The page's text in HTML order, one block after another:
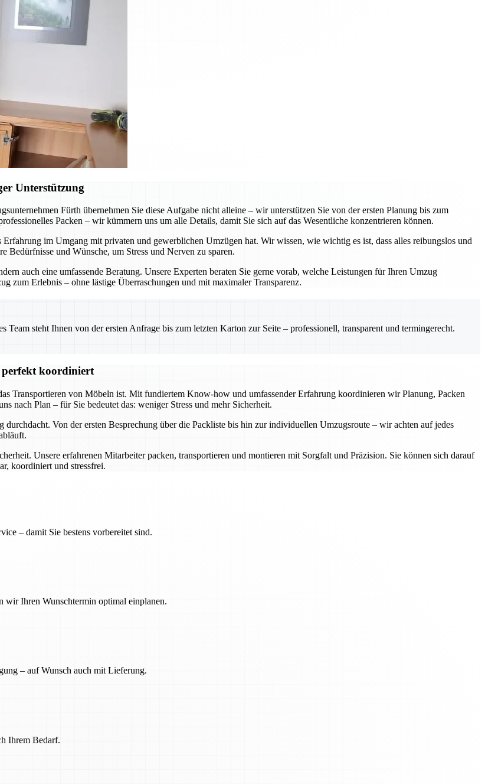
Unterstützung
Fürth übernehmen Sie diese Aufgabe nicht alleine – wir unterstützen Sie von der ersten Planung bis zum
Packen – wir kümmern uns um alle Details, damit Sie sich auf das Wesentliche konzentrieren können.
im Umgang mit privaten und gewerblichen Umzügen hat. Wir wissen, wie wichtig es ist, dass alles reibungslos und
und Wünsche, um Stress und Nerven zu sparen.
auch eine umfassende Beratung. Unsere Experten beraten Sie gerne vorab, welche Leistungen für Ihren Umzug
Erlebnis – ohne lästige Überraschungen und mit maximaler Transparenz.
Team steht Ihnen von der ersten Anfrage bis zum letzten Karton zur Seite – professionell, transparent und termingerecht.
perfekt koordiniert
Transportieren von Möbeln ist. Mit fundiertem Know-how und umfassender Erfahrung koordinieren wir Planung, Packen
nach Plan – für Sie bedeutet das: weniger Stress und mehr Sicherheit.
Von der ersten Besprechung über die Packliste bis hin zur individuellen Umzugsroute – wir achten auf jedes
Unsere erfahrenen Mitarbeiter packen, transportieren und montieren mit Sorgfalt und Präzision. Sie können sich darauf
koordiniert und stressfrei.
– damit Sie bestens vorbereitet sind.
wir Ihren Wunschtermin optimal einplanen.
– auf Wunsch auch mit Lieferung.
Ihrem Bedarf.